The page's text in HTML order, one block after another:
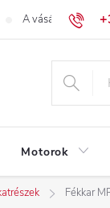
A vásárlás lépései
Motorok
Fékkar